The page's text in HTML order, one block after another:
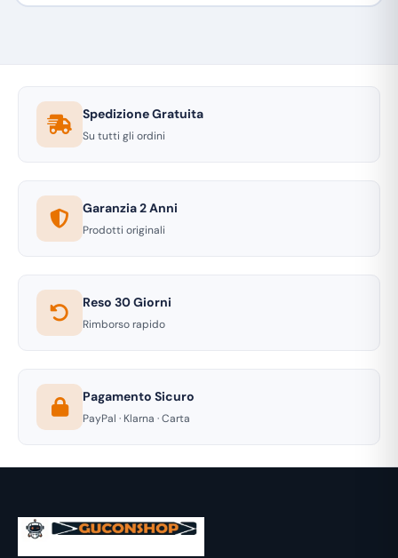
Spedizione Gratuita
Su tutti gli ordini
Garanzia 2 Anni
Prodotti originali
Reso 30 Giorni
Rimborso rapido
Pagamento Sicuro
PayPal · Klarna · Carta